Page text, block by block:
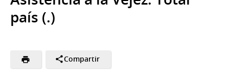
país (.)
Compartir